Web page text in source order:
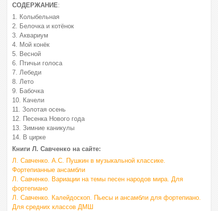
СОДЕРЖАНИЕ:
1. Колыбельная
2. Белочка и котёнок
3. Аквариум
4. Мой конёк
5. Весной
6. Птичьи голоса
7. Лебеди
8. Лето
9. Бабочка
10. Качели
11. Золотая осень
12. Песенка Нового года
13. Зимние каникулы
14. В цирке
Книги Л. Савченко на сайте:
Л. Савченко. А.С. Пушкин в музыкальной классике.
Фортепианные ансамбли
Л. Савченко. Вариации на темы песен народов мира. Для
фортепиано
Л. Савченко. Калейдоскоп. Пьесы и ансамбли для фортепиано.
Для средних классов ДМШ